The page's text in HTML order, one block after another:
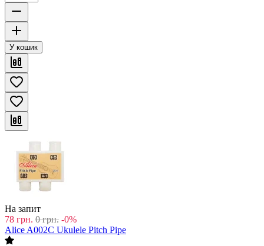
У кошик
На запит
78 грн. 0 грн. -0%
Alice A002C Ukulele Pitch Pipe